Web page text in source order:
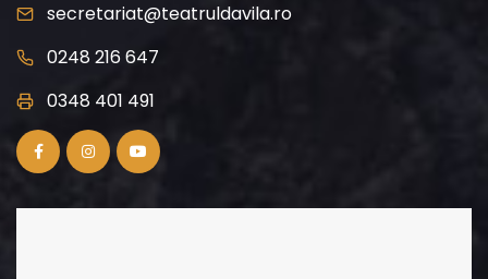
secretariat@teatruldavila.ro
0248 216 647
0348 401 491